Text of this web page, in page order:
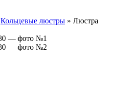
Кольцевые люстры » Люстра